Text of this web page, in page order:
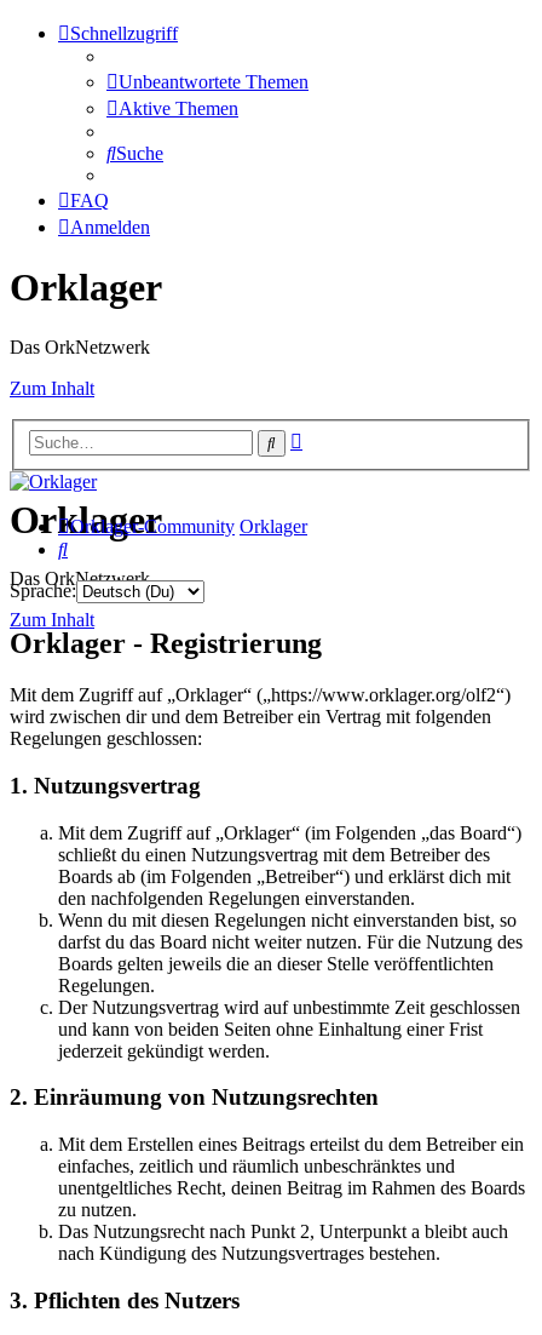
Schnellzugriff
Unbeantwortete Themen
Aktive Themen
Suche
FAQ
Anmelden
Orklager
Das OrkNetzwerk
Zum Inhalt
Suche
Orklager
Das OrkNetzwerk
Zum Inhalt
Orklager-Community Orklager
Suche
Sprache:
Orklager - Registrierung
Mit dem Zugriff auf „Orklager“ („https://www.orklager.org/olf2“)
wird zwischen dir und dem Betreiber ein Vertrag mit folgenden
Regelungen geschlossen:
1. Nutzungsvertrag
Mit dem Zugriff auf „Orklager“ (im Folgenden „das Board“)
schließt du einen Nutzungsvertrag mit dem Betreiber des
Boards ab (im Folgenden „Betreiber“) und erklärst dich mit
den nachfolgenden Regelungen einverstanden.
Wenn du mit diesen Regelungen nicht einverstanden bist, so
darfst du das Board nicht weiter nutzen. Für die Nutzung des
Boards gelten jeweils die an dieser Stelle veröffentlichten
Regelungen.
Der Nutzungsvertrag wird auf unbestimmte Zeit geschlossen
und kann von beiden Seiten ohne Einhaltung einer Frist
jederzeit gekündigt werden.
2. Einräumung von Nutzungsrechten
Mit dem Erstellen eines Beitrags erteilst du dem Betreiber ein
einfaches, zeitlich und räumlich unbeschränktes und
unentgeltliches Recht, deinen Beitrag im Rahmen des Boards
zu nutzen.
Das Nutzungsrecht nach Punkt 2, Unterpunkt a bleibt auch
nach Kündigung des Nutzungsvertrages bestehen.
3. Pflichten des Nutzers